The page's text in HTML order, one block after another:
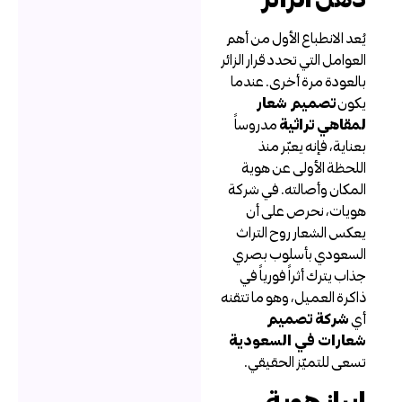
يُعد الانطباع الأول من أهم
العوامل التي تحدد قرار الزائر
بالعودة مرة أخرى. عندما
تصميم شعار
لمقاهي تراثية مدروساً
بعناية، فإنه يعبّر منذ
اللحظة الأولى عن هوية
المكان وأصالته. في شركة
هويات، نحرص على أن
يعكس الشعار روح التراث
السعودي بأسلوب بصري
جذاب يترك أثراً فورياً في
ذاكرة العميل، وهو ما تتقنه
شركة تصميم
شعارات في السعودية
تسعى للتميّز الحقيقي.